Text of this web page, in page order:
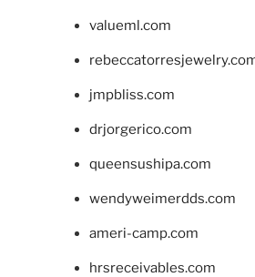
valueml.com
jmpbliss.com
drjorgerico.com
queensushipa.com
wendyweimerdds.com
ameri-camp.com
hrsreceivables.com